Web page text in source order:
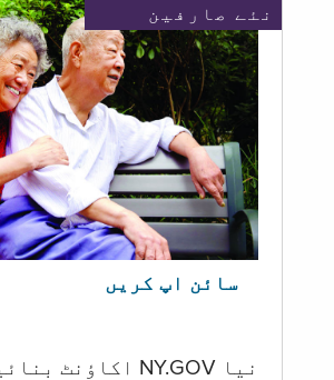
نئے صارفین
سائن اپ کریں
نیا NY.GOV اکاؤنٹ بنائیں